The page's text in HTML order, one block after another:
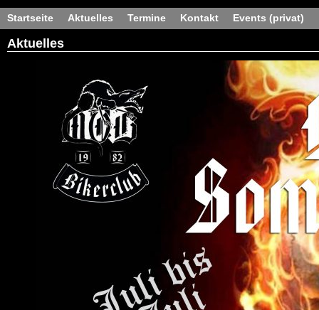
Startseite Aktuelles Termine Kontakt Events (privat)
Aktuelles